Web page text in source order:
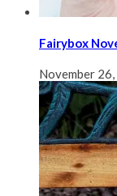
Fairybox
November